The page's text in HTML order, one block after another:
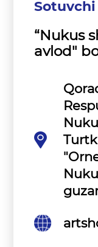
Sotuvchi
“Nukus
avlod"